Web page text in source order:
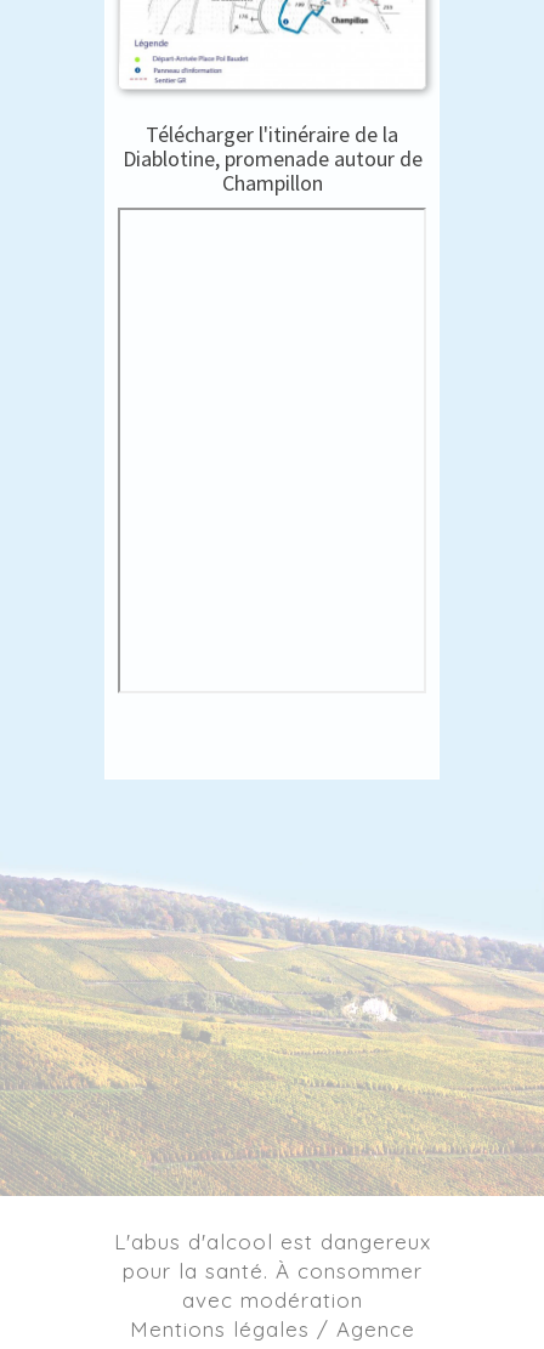
Télécharger l'itinéraire de la
Diablotine, promenade autour de
Champillon
L'abus d'alcool est dangereux
pour la santé. À consommer
avec modération
Mentions légales / Agence